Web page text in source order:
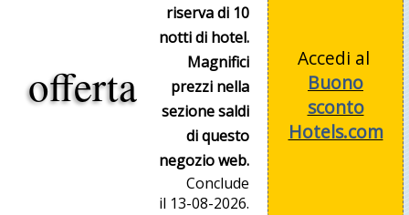
offerta
riserva di 10
notti di hotel.
Magnifici
prezzi nella
sezione saldi
di questo
negozio web.
Conclude
il 13-08-2026.
Accedi al
Buono
sconto
Hotels.com